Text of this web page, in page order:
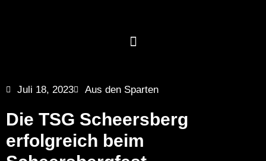
Juli 18, 2023 Aus den Sparten
Die TSG Scheersberg
erfolgreich beim